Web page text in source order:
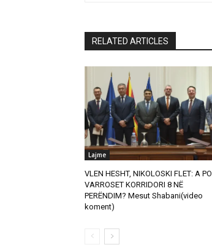
RELATED ARTICLES
Lajme
VLEN HESHT, NIKOLOSKI FLET: A PO
VARROSET KORRIDORI 8 NË
PERËNDIM? Mesut Shabani(video
koment)